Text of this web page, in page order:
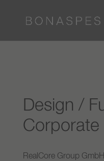
Design /
Corporate
RealCore Group GmbH